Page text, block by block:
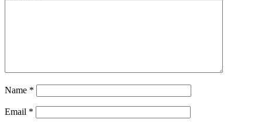
Name *
Email *